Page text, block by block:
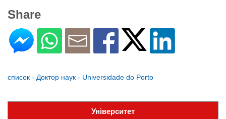
Share
список - Доктор наук - Universidade do Porto
Університет